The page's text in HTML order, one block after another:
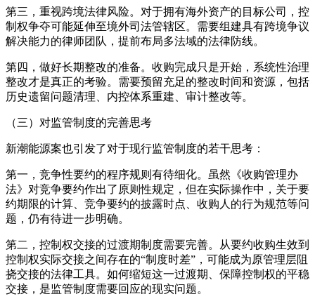
第三，重视跨境法律风险。对于拥有海外资产的目标公司，控
制权争夺可能延伸至境外司法管辖区。需要组建具有跨境争议
解决能力的律师团队，提前布局多法域的法律防线。
第四，做好长期整改的准备。收购完成只是开始，系统性治理
整改才是真正的考验。需要预留充足的整改时间和资源，包括
历史遗留问题清理、内控体系重建、审计整改等。
（三）对监管制度的完善思考
新潮能源案也引发了对于现行监管制度的若干思考：
第一，竞争性要约的程序规则有待细化。虽然《收购管理办
法》对竞争要约作出了原则性规定，但在实际操作中，关于要
约期限的计算、竞争要约的披露时点、收购人的行为规范等问
题，仍有待进一步明确。
第二，控制权交接的过渡期制度需要完善。从要约收购生效到
控制权实际交接之间存在的“制度时差”，可能成为原管理层阻
挠交接的法律工具。如何缩短这一过渡期、保障控制权的平稳
交接，是监管制度需要回应的现实问题。